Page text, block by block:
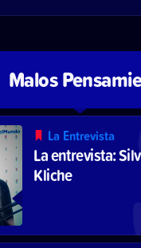
Malos
La Entrevista
La entrevista:
Kliche